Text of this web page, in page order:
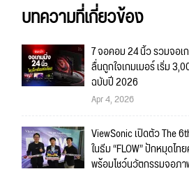
บทความที่เกี่ยวข้อง
7 จอคอม 24 นิ้ว รวมจอ
ลื่นถูกใจเกมเมอร์ เริ่ม
ฉบับปี 2026
Apr 4, 2026
ViewSonic เปิดตัว The
ในธีม “FLOW” ปักหมุดไ
พร้อมโชว์นวัตกรรมจอภ